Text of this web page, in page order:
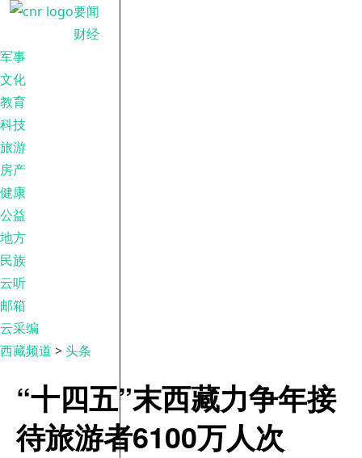
要闻
财经
军事
文化
教育
科技
旅游
房产
健康
公益
地方
民族
云听
邮箱
云采编
西藏频道 >头条
“十四五”末西藏力争年接
待旅游者6100万人次